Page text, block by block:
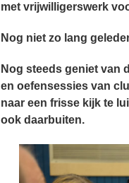
met vrijwilligerswerk
Nog niet zo lang
Nog steeds geniet van
en oefensessies van
naar een frisse kijk te
ook daarbuiten.